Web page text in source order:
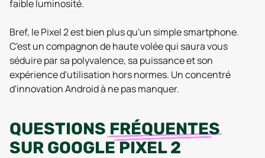
faible luminosité.
Bref, le Pixel 2 est bien plus qu'un simple smartphone.
C'est un compagnon de haute volée qui saura vous
séduire par sa polyvalence, sa puissance et son
expérience d'utilisation hors normes. Un concentré
d'innovation Android à ne pas manquer.
QUESTIONS FRÉQUENTES
SUR GOOGLE PIXEL 2